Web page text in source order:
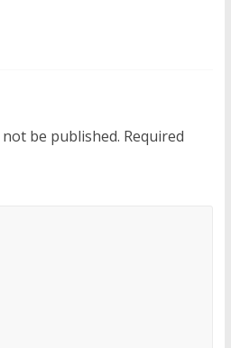
be published. Required